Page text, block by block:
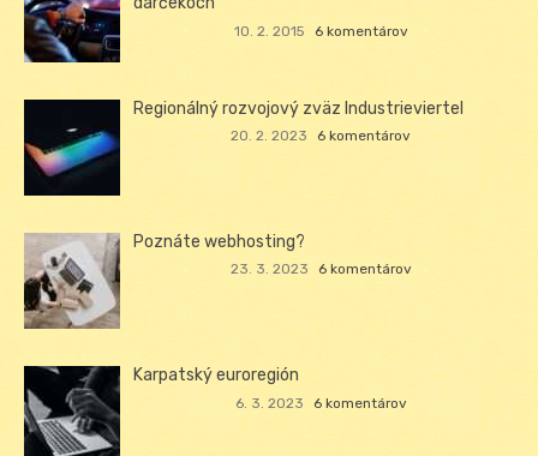
10. 2. 2015 6 komentárov
Regionálný rozvojový zväz Industrieviertel
20. 2. 2023 6 komentárov
Poznáte webhosting?
23. 3. 2023 6 komentárov
Karpatský euroregión
6. 3. 2023 6 komentárov